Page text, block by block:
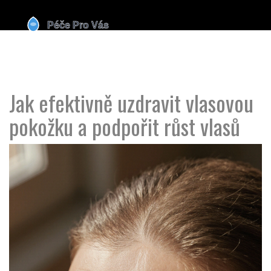
Jak efektivně uzdravit vlasovou
pokožku a podpořit růst vlasů